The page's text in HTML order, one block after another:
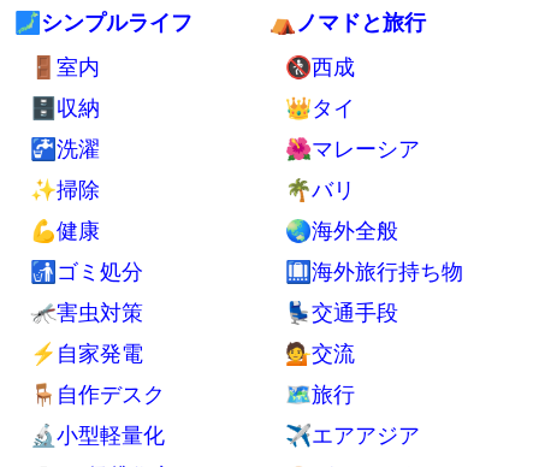
🗾シンプルライフ
🚪室内
🗄収納
🚰洗濯
✨掃除
💪健康
🚮ゴミ処分
🦟害虫対策
⚡自家発電
🪑自作デスク
🔬小型軽量化
⛺ノマドと旅行
🚷西成
👑タイ
🌺マレーシア
🌴バリ
🌏海外全般
🛄海外旅行持ち物
💺交通手段
💁交流
🗺旅行
✈エアアジア